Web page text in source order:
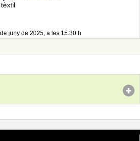
juny de 2025, a les 15.30 h